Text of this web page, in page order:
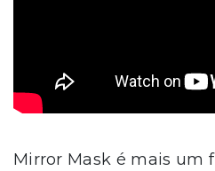
Mirror Mask é mais um